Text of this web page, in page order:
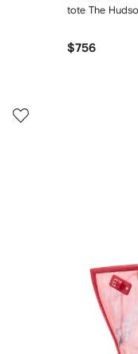
tote The
$756